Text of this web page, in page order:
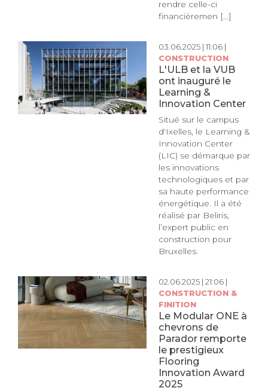
rendre celle-ci
financièremen [...]
03.06.2025 | 11:06 |
CONSTRUCTION
L'ULB et la VUB
ont inauguré le
Learning &
Innovation Center
Situé sur le campus
d'Ixelles, le Learning &
Innovation Center
(LIC) se démarque par
les innovations
technologiques et par
sa haute performance
énergétique. Il a été
réalisé par Beliris,
l’expert public en
construction pour
Bruxelles.
02.06.2025 | 21:06 |
CONSTRUCTION &
FINITION
Le Modular ONE à
chevrons de
Parador remporte
le prestigieux
Flooring
Innovation Award
2025